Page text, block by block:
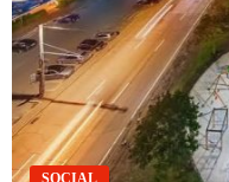
SOCIAL